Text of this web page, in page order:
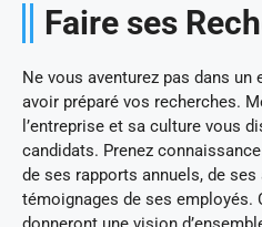
Faire ses
Ne vous aventurez pas dans un
avoir préparé vos recherches.
l’entreprise et sa culture vous
candidats. Prenez
de ses rapports annuels, de
témoignages de ses employés.